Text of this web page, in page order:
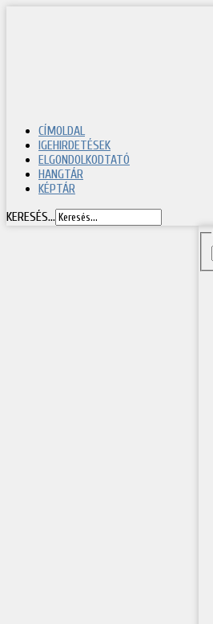
CÍMOLDAL
IGEHIRDETÉSEK
ELGONDOLKODTATÓ
HANGTÁR
KÉPTÁR
KERESÉS...